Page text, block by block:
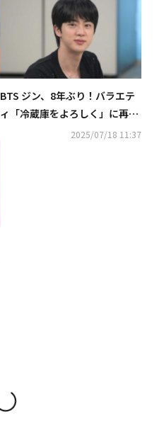
BTS ジン、8年ぶり！バラエテ
ィ「冷蔵庫をよろしく」に再登
場…夢中になっている食べ物と
2025/07/18 11:37